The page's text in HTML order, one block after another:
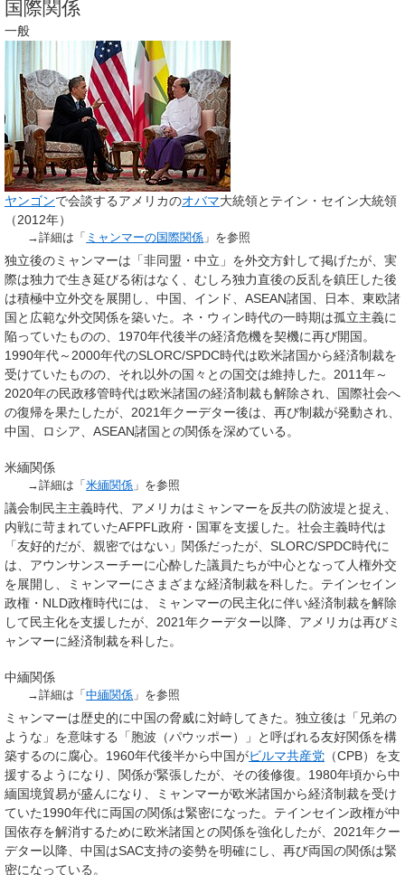
国際関係
一般
ヤンゴンで会談するアメリカのオバマ大統領とテイン・セイン大統領
（2012年）
→詳細は「 ミャンマーの国際関係 」を参照
独立後のミャンマーは「非同盟・中立」を外交方針して掲げたが、実
際は独力で生き延びる術はなく、むしろ独力直後の反乱を鎮圧した後
は積極中立外交を展開し、中国、インド、ASEAN諸国、日本、東欧諸
国と広範な外交関係を築いた。ネ・ウィン時代の一時期は孤立主義に
陥っていたものの、1970年代後半の経済危機を契機に再び開国。
1990年代～2000年代のSLORC/SPDC時代は欧米諸国から経済制裁を
受けていたものの、それ以外の国々との国交は維持した。2011年～
2020年の民政移管時代は欧米諸国の経済制裁も解除され、国際社会へ
の復帰を果たしたが、2021年クーデター後は、再び制裁が発動され、
中国、ロシア、ASEAN諸国との関係を深めている。
米緬関係
→詳細は「米緬関係 」を参照
議会制民主主義時代、アメリカはミャンマーを反共の防波堤と捉え、
内戦に苛まれていたAFPFL政府・国軍を支援した。社会主義時代は
「友好的だが、親密ではない」関係だったが、SLORC/SPDC時代に
は、アウンサンスーチーに心酔した議員たちが中心となって人権外交
を展開し、ミャンマーにさまざまな経済制裁を科した。テインセイン
政権・NLD政権時代には、ミャンマーの民主化に伴い経済制裁を解除
して民主化を支援したが、2021年クーデター以降、アメリカは再びミ
ャンマーに経済制裁を科した。
中緬関係
→詳細は「中緬関係 」を参照
ミャンマーは歴史的に中国の脅威に対峙してきた。独立後は「兄弟の
ような」を意味する「胞波（パウッポー）」と呼ばれる友好関係を構
築するのに腐心。1960年代後半から中国がビルマ共産党 （CPB）を支
援するようになり、関係が緊張したが、その後修復。1980年頃から中
緬国境貿易が盛んになり、ミャンマーが欧米諸国から経済制裁を受け
ていた1990年代に両国の関係は緊密になった。テインセイン政権が中
国依存を解消するために欧米諸国との関係を強化したが、2021年クー
デター以降、中国はSAC支持の姿勢を明確にし、再び両国の関係は緊
密になっている。